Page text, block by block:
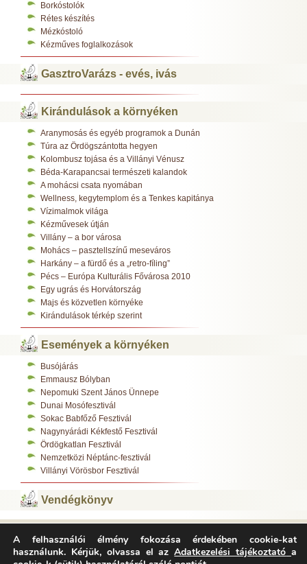
Borkóstolók
Rétes készítés
Mézkóstoló
Kézműves foglalkozások
GasztroVarázs - evés, ivás
Kirándulások a környéken
Aranymosás és egyéb programok a Dunán
Túra az Ördögszántotta hegyen
Kolombusz tojása és a Villányi Vénusz
Béda-Karapancsai természeti kalandok
A mohácsi csata nyomában
Wellness, kegytemplom és a Tenkes kapitánya
Vízimalmok világa
Kézművesek útján
Villány – a bor városa
Mohács – pasztellszínű meseváros
Harkány – a fürdő és a „retro-fíling”
Pécs – Európa Kulturális Fővárosa 2010
Egy ugrás és Horvátország
Majs és közvetlen környéke
Kirándulások térkép szerint
Események a környéken
Busójárás
Emmausz Bólyban
Nepomuki Szent János Ünnepe
Dunai Mosófesztivál
Sokac Babfőző Fesztivál
Nagynyárádi Kékfestő Fesztivál
Ördögkatlan Fesztivál
Nemzetközi Néptánc-fesztivál
Villányi Vörösbor Fesztivál
Vendégkönyv
Varázsfészek Vendégház 7783 Majs, Kossuth L. u. 308.
Tel.:
+36-70/312-0485
A felhasználói élmény fokozása érdekében cookie-kat
használunk. Kérjük, olvassa el azAdatkezelési tájékoztató a